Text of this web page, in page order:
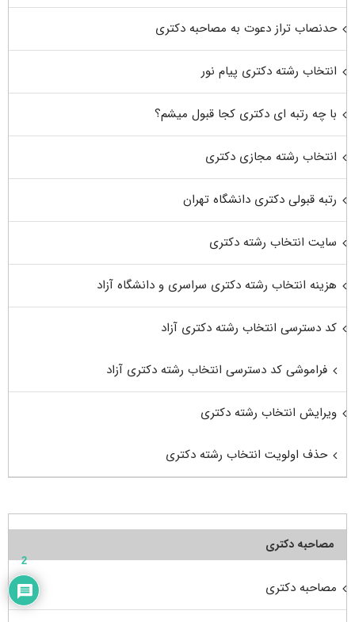
حدنصاب تراز دعوت به مصاحبه دکتری
انتخاب رشته دکتری پیام نور
با چه رتبه ای دکتری کجا قبول میشم؟
انتخاب رشته مجازی دکتری
رتبه قبولی دکتری دانشگاه تهران
سایت انتخاب رشته دکتری
هزینه انتخاب رشته دکتری سراسری و دانشگاه آزاد
کد دسترسی انتخاب رشته دکتری آزاد
فراموشی کد دسترسی انتخاب رشته دکتری آزاد
ویرایش انتخاب رشته دکتری
حذف اولویت انتخاب رشته دکتری
مصاحبه دکتری
مصاحبه دکتری
2